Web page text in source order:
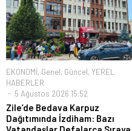
EKONOMİ, Genel, Güncel, YEREL
HABERLER
5 Ağustos 2026 15:52
Zile’de Bedava Karpuz
Dağıtımında İzdiham: Bazı